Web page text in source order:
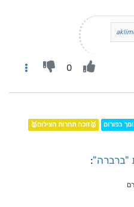
0
בפורום 🥇זוכה תחרות הצילום🥇
"ברברה":